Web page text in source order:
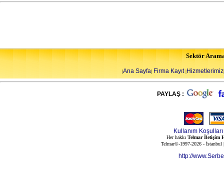
Sektör
|Ana Sayfa| Firma Kayıt|Hizmetlerimiz|
PAYLAŞ :
Kullanım Koşulları
Her hakkı Telmar İletişim
Telmar©-1997-2026 -
http://